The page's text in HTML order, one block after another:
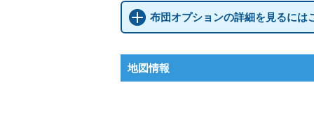
布団オプションの詳細を見るには
地図情報